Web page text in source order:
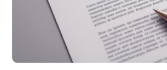
Doktorandin Deborah Jost
Promotionskolleg NRW) derzeit
durch. Ziel ist es, herauszufinden,…